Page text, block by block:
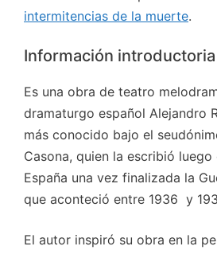
intermitencias de la muerte.
Información introductoria
Es una obra de teatro
dramaturgo español Alejandro
más conocido bajo el
Casona, quien la escribió
España una vez finalizada la
que aconteció entre 1936 y
El autor inspiró su obra en la